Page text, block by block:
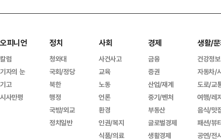
오피니언
칼럼
기자의 눈
기고
시사만평
정치
청와대
국회/정당
북한
행정
국방/외교
정치일반
사회
사건사고
교육
노동
언론
환경
인권/복지
식품/의료
경제
금융
증권
산업/재계
중기/벤처
부동산
글로벌경제
생활경제
생활/
건강정보
자동차/
도로/교
여행/레
음식/맛
패션/뷰
공연/전